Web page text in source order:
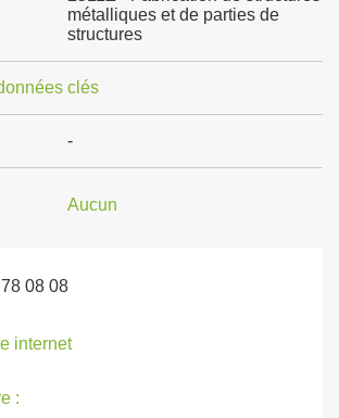
métalliques et de parties de
structures
clés
-
Aucun
08 08
internet
: